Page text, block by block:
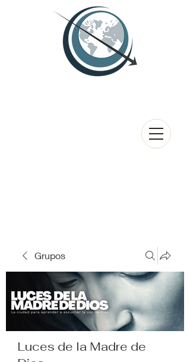
Grupos
Luces de la Madre de